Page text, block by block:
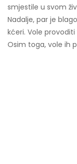
smjestile u svom
Nadalje, par je
kćeri. Vole
Osim toga, vole ih